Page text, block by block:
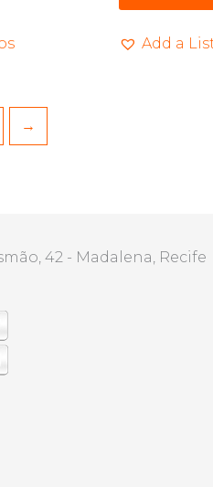
Add a
→
42 - Madalena, Recife